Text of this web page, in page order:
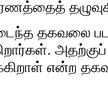
தகவலை படம்
என்ற